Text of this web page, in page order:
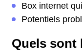
Box internet
Potentiels
Quels sont